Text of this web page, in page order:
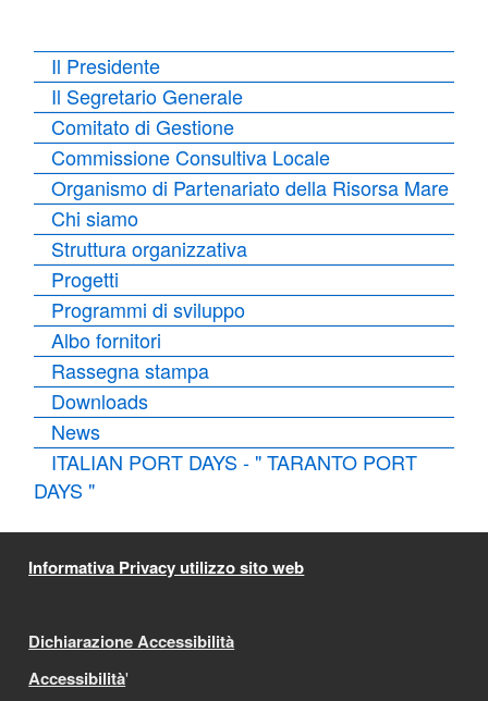
Il Presidente
Il Segretario Generale
Comitato di Gestione
Commissione Consultiva Locale
Organismo di Partenariato della Risorsa Mare
Chi siamo
Struttura organizzativa
Progetti
Programmi di sviluppo
Albo fornitori
Rassegna stampa
Downloads
News
ITALIAN PORT DAYS - " TARANTO PORT
DAYS "
Informativa Privacy utilizzo sito web
Dichiarazione Accessibilità
Accessibilità'